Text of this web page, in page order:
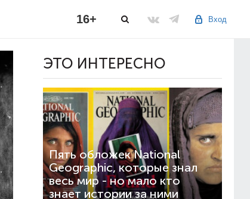
Вход
16+
ЭТО ИНТЕРЕСНО
Пять обложек National
Geographic, которые знал
весь мир - но мало кто
знает истории за ними